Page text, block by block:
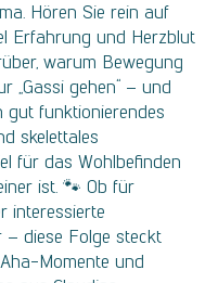
Hören Sie rein auf
Erfahrung und Herzblut
warum Bewegung
„Gassi gehen“ – und
gut funktionierendes
skelettales
für das Wohlbefinden
ist. 🐾 Ob für
interessierte
– diese Folge steckt
Momente und